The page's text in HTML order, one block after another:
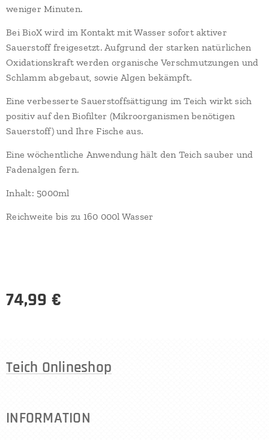
weniger Minuten.
Bei BioX wird im Kontakt mit Wasser sofort aktiver
Sauerstoff freigesetzt. Aufgrund der starken natürlichen
Oxidationskraft werden organische Verschmutzungen und
Schlamm abgebaut, sowie Algen bekämpft.
Eine verbesserte Sauerstoffsättigung im Teich wirkt sich
positiv auf den Biofilter (Mikroorganismen benötigen
Sauerstoff) und Ihre Fische aus.
Eine wöchentliche Anwendung hält den Teich sauber und
Fadenalgen fern.
Inhalt: 5000ml
Reichweite bis zu 160 000l Wasser
74,99 €
Teich Onlineshop
INFORMATION